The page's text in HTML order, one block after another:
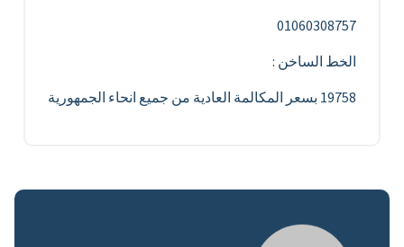
01060308757
الخط الساخن :
19758 بسعر المكالمة العادية من جميع انحاء الجمهورية